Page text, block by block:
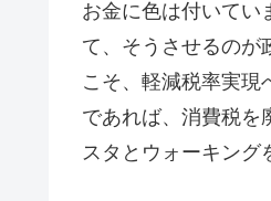
お金に色は付いてい
て、そうさせるのが
こそ、軽減税率実現
であれば、消費税を
スタとウォーキング